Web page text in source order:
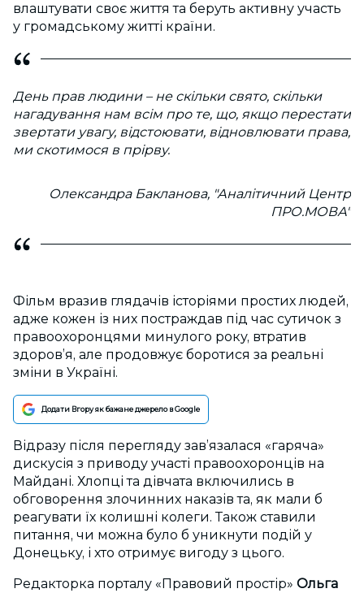
влаштувати своє життя та беруть активну участь
у громадському житті країни.
День прав людини – не скільки свято, скільки
нагадування нам всім про те, що, якщо перестати
звертати увагу, відстоювати, відновлювати права,
ми скотимося в прірву.
Олександра Бакланова, "Аналітичний Центр
ПРО.МОВА"
Фільм вразив глядачів історіями простих людей,
адже кожен із них постраждав під час сутичок з
правоохоронцями минулого року, втратив
здоров’я, але продовжує боротися за реальні
зміни в Україні.
Додати Вгору як бажане джерело в Google
Відразу після перегляду зав’язалася «гаряча»
дискусія з приводу участі правоохоронців на
Майдані. Хлопці та дівчата включились в
обговорення злочинних наказів та, як мали б
реагувати їх колишні колеги. Також ставили
питання, чи можна було б уникнути подій у
Донецьку, і хто отримує вигоду з цього.
Редакторка порталу «Правовий простір» Ольга